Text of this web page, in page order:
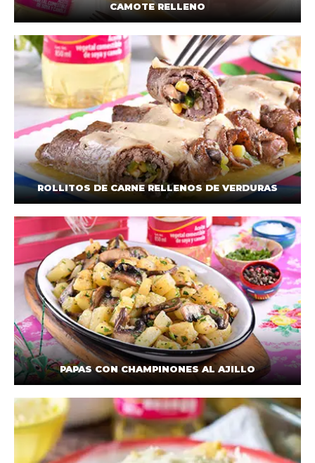
CAMOTE RELLENO
ROLLITOS DE CARNE RELLENOS DE VERDURAS
PAPAS CON CHAMPINONES AL AJILLO